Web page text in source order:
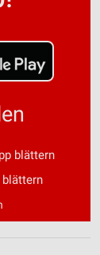
blättern
blättern